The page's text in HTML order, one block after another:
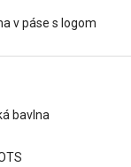
v páse s logom
bavlna